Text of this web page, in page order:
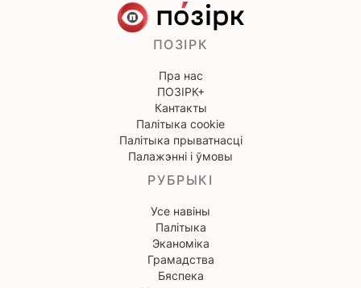
ПОЗІРК
Пра нас
ПОЗІРК+
Кантакты
Палітыка cookie
Палітыка прыватнасці
Палажэнні і ўмовы
РУБРЫКІ
Усе навіны
Палітыка
Эканоміка
Грамадства
Бяспека